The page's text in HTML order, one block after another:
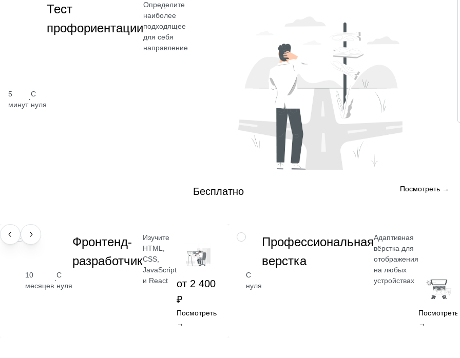
5
минут
·
С
нуля
Тест
профориентации
Определите
наиболее
подходящее
для себя
направление
Бесплатно Посмотреть →
ПРОФЕССИЯ
10
месяцев
·
С
нуля
Фронтенд-
разработчик
Изучите
HTML,
CSS,
JavaScript
и React
от 2 400
₽
Посмотреть
→
НАВЫК
С
нуля
Профессиональная
верстка
Адаптивная
вёрстка для
отображения
на любых
устройствах
Посмотреть
→